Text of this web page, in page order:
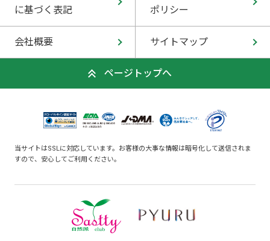
に基づく表記
ポリシー
会社概要 サイトマップ
ページトップへ
当サイトはSSLに対応しています。お客様の大事な情報は暗号化して送信されま
すので、安心してご利用ください。